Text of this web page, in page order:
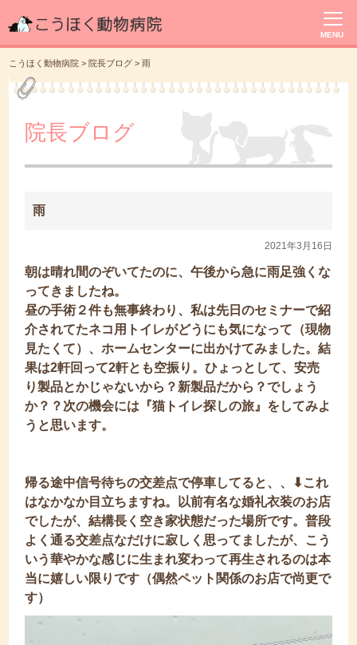
MENU
こうほく動物病院 >院長ブログ >雨
院長ブログ
雨
2021年3月16日
朝は晴れ間のぞいてたのに、午後から急に雨足強くな
ってきましたね。
昼の手術２件も無事終わり、私は先日のセミナーで紹
介されてたネコ用トイレがどうにも気になって（現物
見たくて）、ホームセンターに出かけてみました。結
果は2軒回って2軒とも空振り。ひょっとして、安売
り製品とかじゃないから？新製品だから？でしょう
か？？次の機会には『猫トイレ探しの旅』をしてみよ
うと思います。
帰る途中信号待ちの交差点で停車してると、、⬇︎これ
はなかなか目立ちますね。以前有名な婚礼衣装のお店
でしたが、結構長く空き家状態だった場所です。普段
よく通る交差点なだけに寂しく思ってましたが、こう
いう華やかな感じに生まれ変わって再生されるのは本
当に嬉しい限りです（偶然ペット関係のお店で尚更で
す）